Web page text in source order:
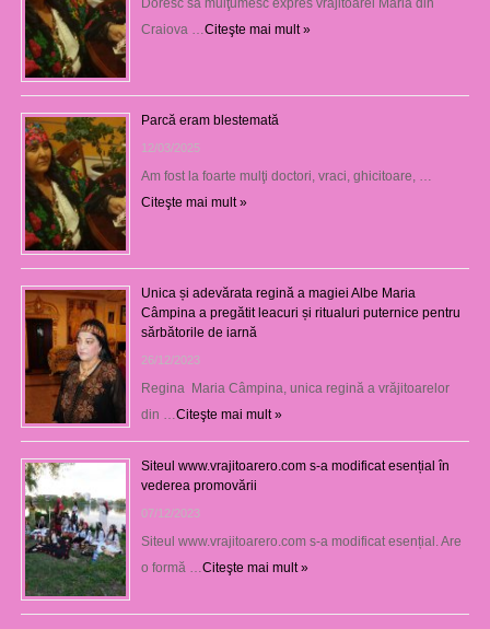
Craiova … Citeşte mai mult »
Parcă eram blestemată
12/03/2025
Am fost la foarte mulţi doctori, vraci, ghicitoare, …
Citeşte mai mult »
Unica și adevărata regină a magiei Albe Maria
Câmpina a pregătit leacuri și ritualuri puternice pentru
sărbătorile de iarnă
26/12/2023
Regina Maria Câmpina, unica regină a vrăjitoarelor
din … Citeşte mai mult »
Siteul www.vrajitoarero.com s-a modificat esențial în
vederea promovării
07/12/2023
Siteul www.vrajitoarero.com s-a modificat esențial. Are
o formă … Citeşte mai mult »